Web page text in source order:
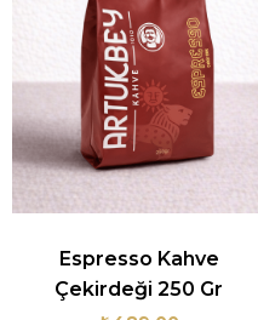
Espresso Kahve
Çekirdeği 250 Gr